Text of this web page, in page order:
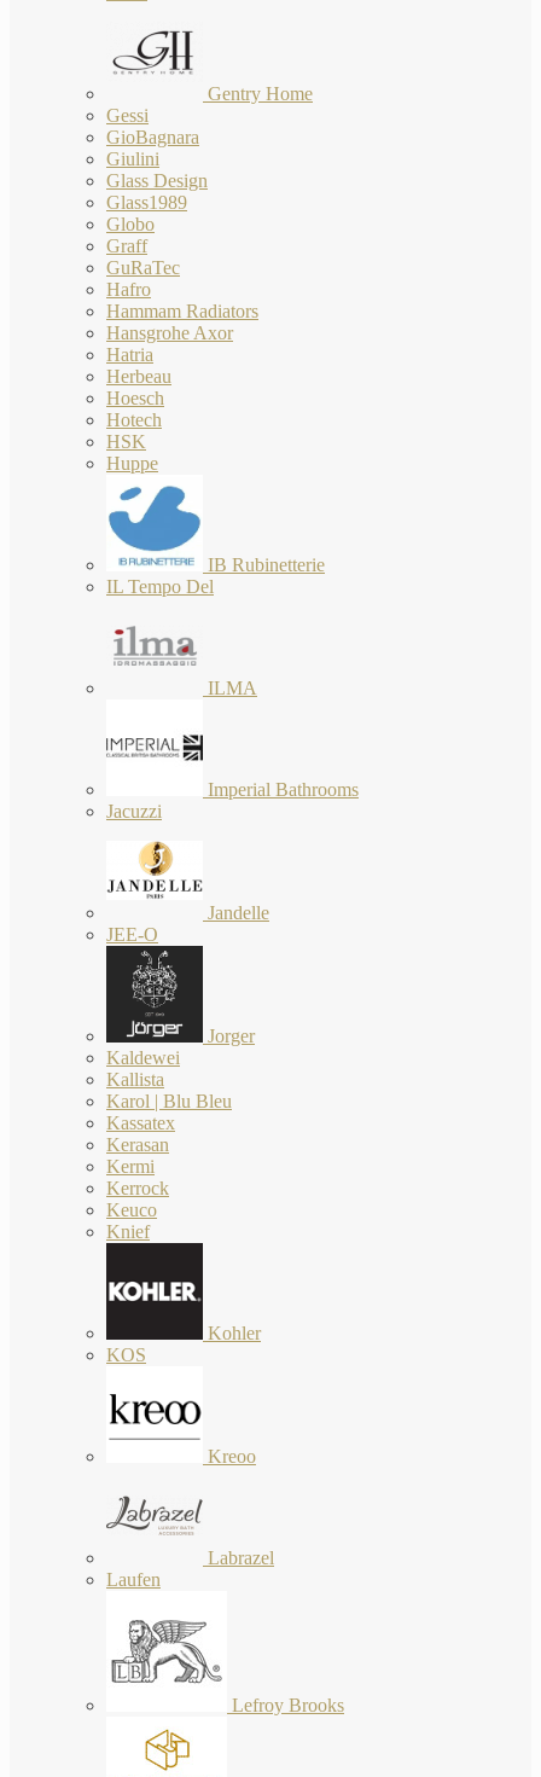
Gentry Home
Gessi
GioBagnara
Giulini
Glass Design
Glass1989
Globo
Graff
GuRaTec
Hafro
Hammam Radiators
Hansgrohe Axor
Hatria
Herbeau
Hoesch
Hotech
HSK
Huppe
IB Rubinetterie
IL Tempo Del
ILMA
Imperial Bathrooms
Jacuzzi
Jandelle
JEE-O
Jorger
Kaldewei
Kallista
Karol | Blu Bleu
Kassatex
Kerasan
Kermi
Kerrock
Keuco
Knief
Kohler
KOS
Kreoo
Labrazel
Laufen
Lefroy Brooks